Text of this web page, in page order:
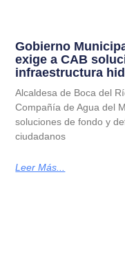
Gobierno
exige a CAB
infraestructura
Alcaldesa de Boca del
Compañía de Agua del
soluciones de fondo y
ciudadanos
Leer Más...